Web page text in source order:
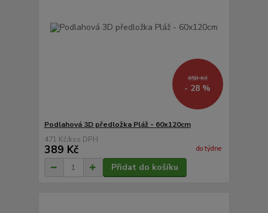
658 Kč
- 28 %
Podlahová 3D předložka Pláž - 60x120cm
471 Kč/ks
389 Kč do týdne
Přidat do košíku